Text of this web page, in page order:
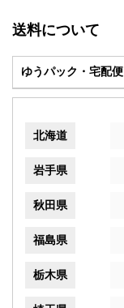
送料について
ゆうパック・宅配便
北海道
岩手県
秋田県
福島県
栃木県